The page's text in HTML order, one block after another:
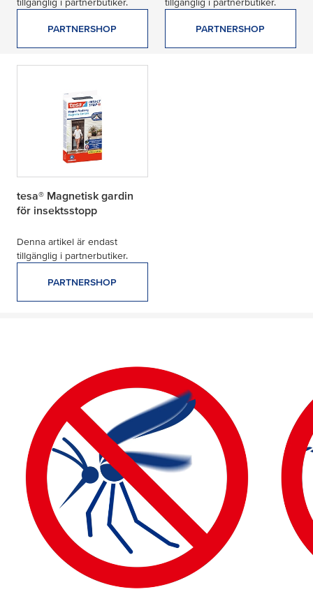
PARTNERSHOP PARTNERSHOP
tesa® Magnetisk gardin
för insektsstopp
Denna artikel är endast
tillgänglig i partnerbutiker.
PARTNERSHOP